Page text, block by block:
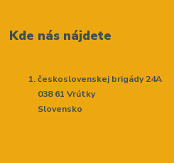
Kde nás nájdete
československej brigády 24A
038 61 Vrútky
Slovensko